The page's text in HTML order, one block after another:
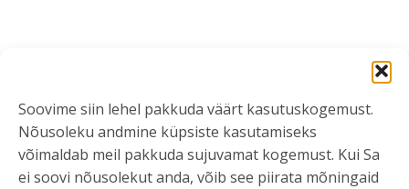
Soovime siin lehel pakkuda väärt kasutuskogemust.
Nõusoleku andmine küpsiste kasutamiseks
võimaldab meil pakkuda sujuvamat kogemust. Kui Sa
ei soovi nõusolekut anda, võib see piirata mõningaid
Teenusedisaini koolitused ja lugejauuring
Teenusedisaini koolitused